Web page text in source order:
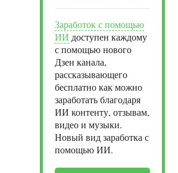
Заработок с помощью
ИИ доступен каждому
с помощью нового
Дзен канала,
рассказывающего
бесплатно как можно
заработать благодаря
ИИ контенту, отзывам,
видео и музыки.
Новый вид заработка с
помощью ИИ.